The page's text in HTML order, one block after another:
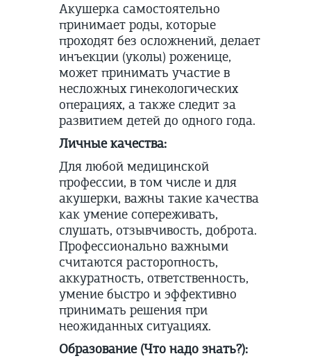
Акушерка самостоятельно
принимает роды, которые
проходят без осложнений, делает
инъекции (уколы) роженице,
может принимать участие в
несложных гинекологических
операциях, а также следит за
развитием детей до одного года.
Личные качества:
Для любой медицинской
профессии, в том числе и для
акушерки, важны такие качества
как умение сопереживать,
слушать, отзывчивость, доброта.
Профессионально важными
считаются расторопность,
аккуратность, ответственность,
умение быстро и эффективно
принимать решения при
неожиданных ситуациях.
Образование (Что надо знать?):